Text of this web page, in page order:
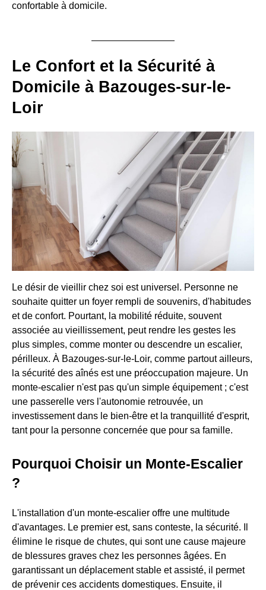
confortable à domicile.
Le Confort et la Sécurité à
Domicile à Bazouges-sur-le-
Loir
Le désir de vieillir chez soi est universel. Personne ne
souhaite quitter un foyer rempli de souvenirs, d'habitudes
et de confort. Pourtant, la mobilité réduite, souvent
associée au vieillissement, peut rendre les gestes les
plus simples, comme monter ou descendre un escalier,
périlleux. À Bazouges-sur-le-Loir, comme partout ailleurs,
la sécurité des aînés est une préoccupation majeure. Un
monte-escalier n'est pas qu'un simple équipement ; c'est
une passerelle vers l'autonomie retrouvée, un
investissement dans le bien-être et la tranquillité d'esprit,
tant pour la personne concernée que pour sa famille.
Pourquoi Choisir un Monte-Escalier
?
L'installation d'un monte-escalier offre une multitude
d'avantages. Le premier est, sans conteste, la sécurité. Il
élimine le risque de chutes, qui sont une cause majeure
de blessures graves chez les personnes âgées. En
garantissant un déplacement stable et assisté, il permet
de prévenir ces accidents domestiques. Ensuite, il